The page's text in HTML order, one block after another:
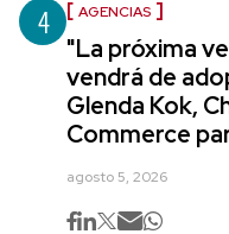
4 AGENCIAS
"La próxima
vendrá de
Glenda Kok,
Commerce
agosto 5, 2026